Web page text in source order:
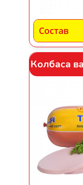
Состав
Колбаса